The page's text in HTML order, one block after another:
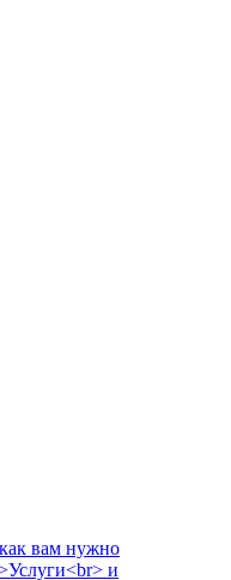
вам нужно
и